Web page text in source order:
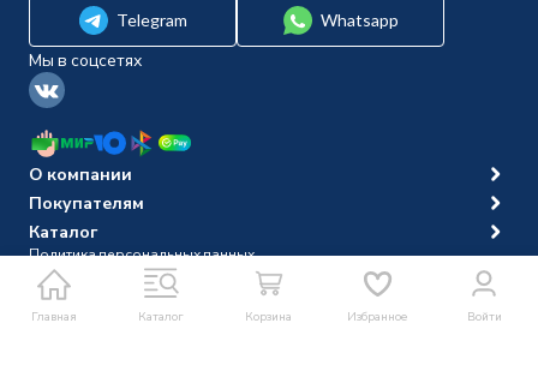
Главная Каталог Корзина Избранное Войти
Telegram
Whatsapp
Мы в соцсетях
О компании
Покупателям
Каталог
Политика персональных данных
© 2014-2026 Ru-clean